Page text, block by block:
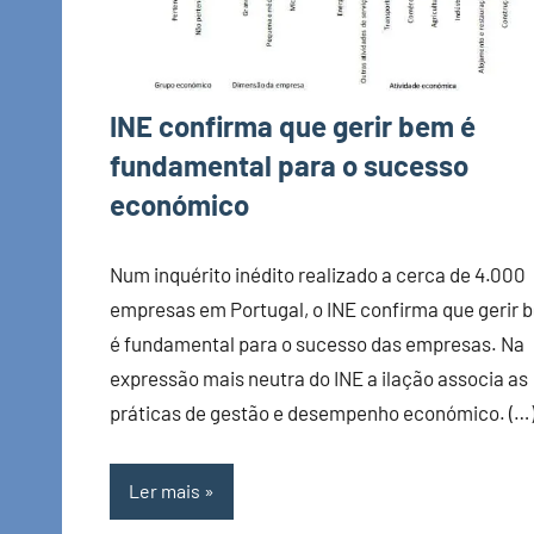
INE confirma que gerir bem é
fundamental para o sucesso
económico
Num inquérito inédito realizado a cerca de 4.000
empresas em Portugal, o INE confirma que gerir
é fundamental para o sucesso das empresas. Na
expressão mais neutra do INE a ilação associa as
práticas de gestão e desempenho económico. (…)
Ler mais